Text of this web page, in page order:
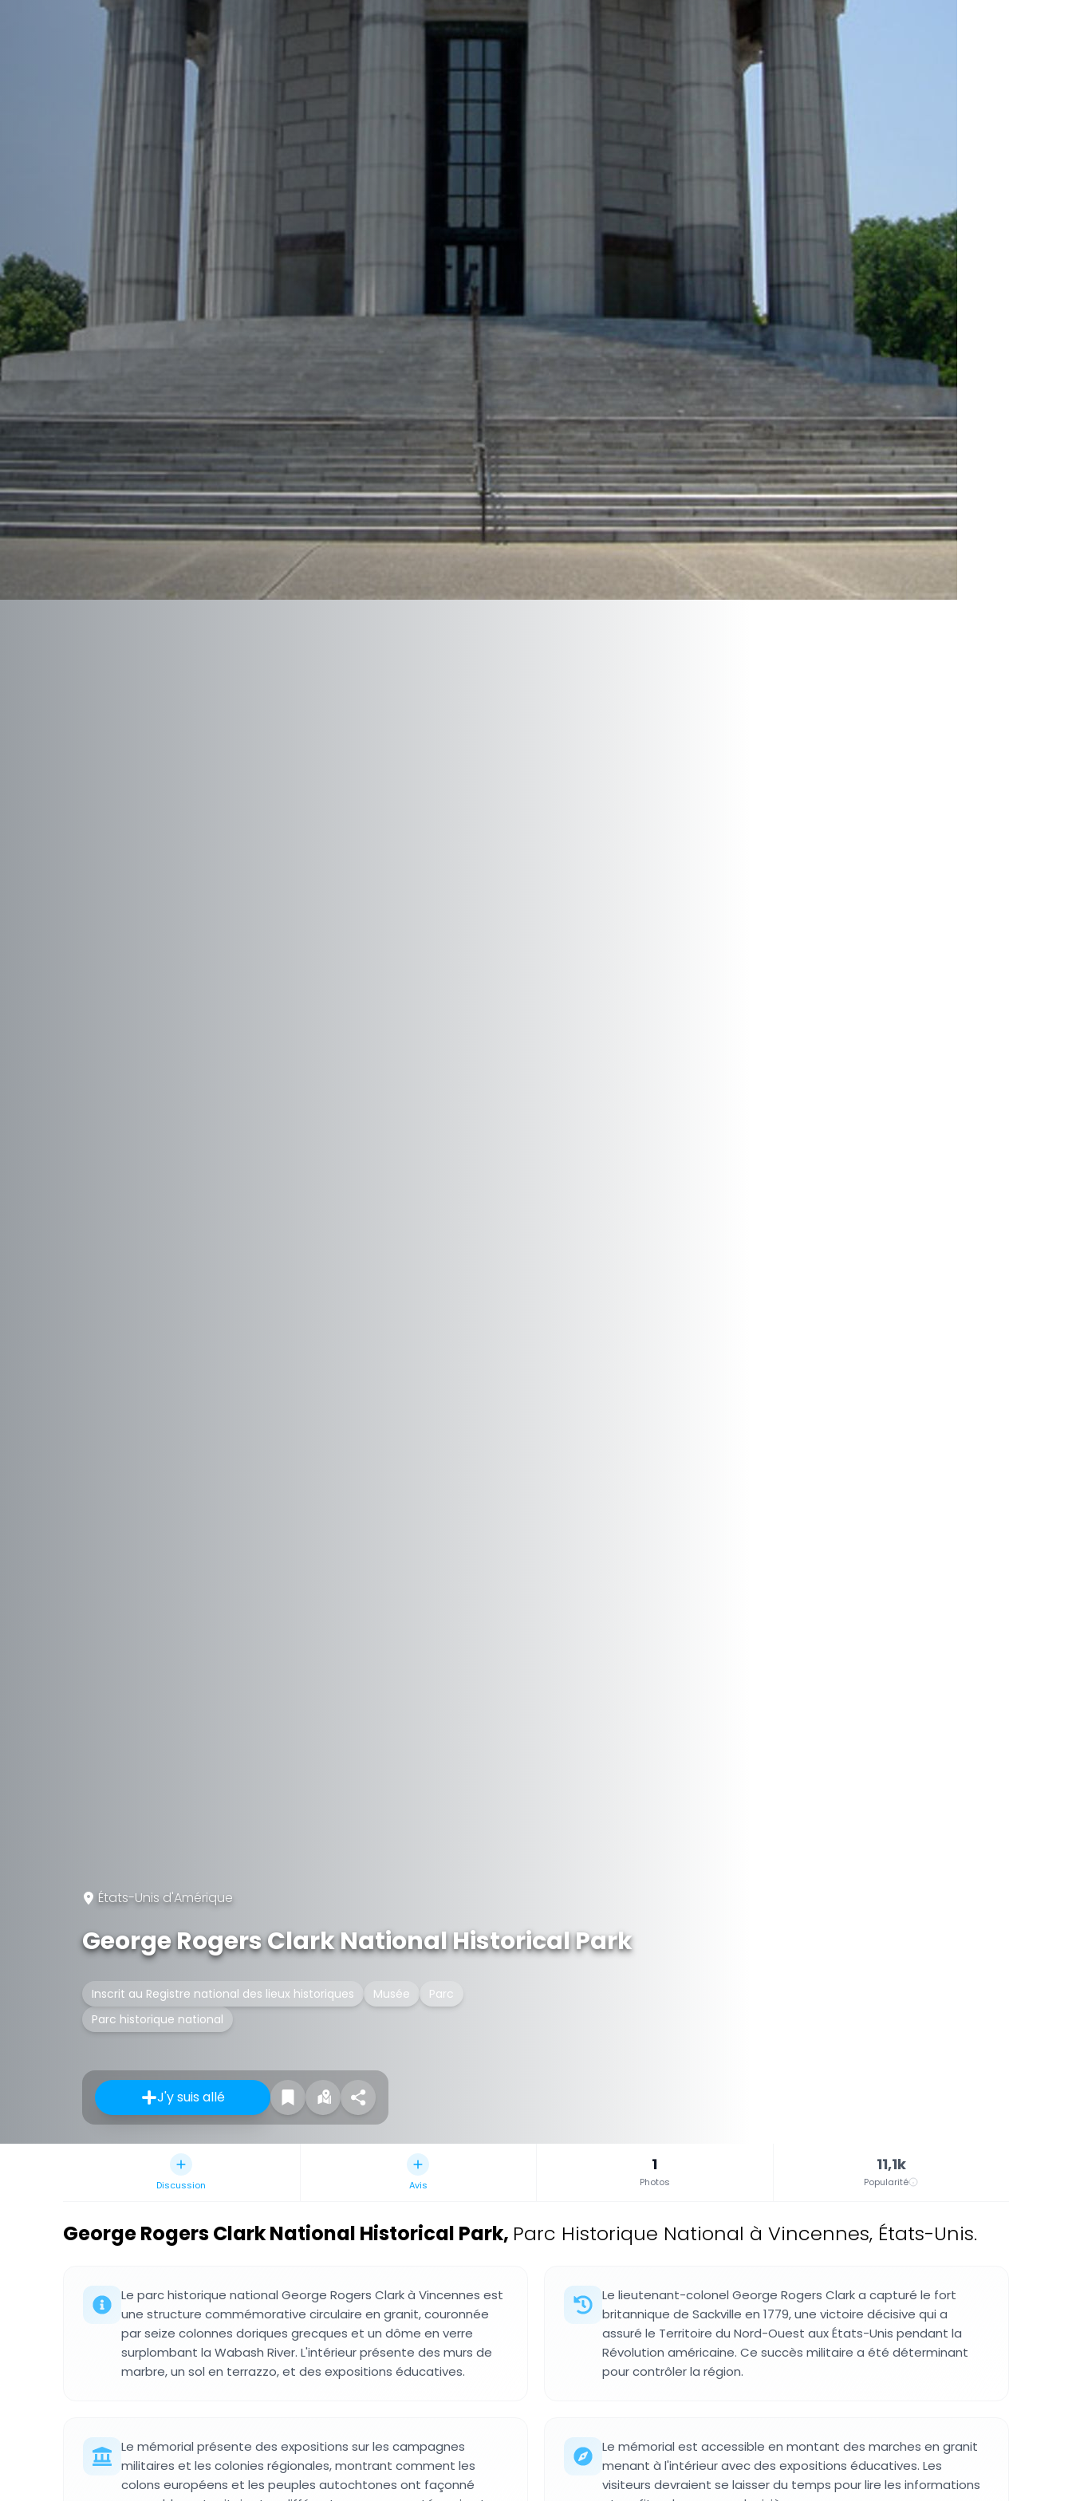
États-Unis d'Amérique
George Rogers Clark National Historical Park
Inscrit au Registre national des lieux historiques Musée
Parc
Parc historique national
J'y suis allé
Discussion Avis
1
Photos
11,1k
Popularité
George Rogers Clark National Historical Park, Parc Historique National à Vincennes, États-Unis.
Le parc historique national George Rogers Clark à Vincennes est
une structure commémorative circulaire en granit, couronnée
par seize colonnes doriques grecques et un dôme en verre
surplombant la Wabash River. L'intérieur présente des murs de
marbre, un sol en terrazzo, et des expositions éducatives.
Le lieutenant-colonel George Rogers Clark a capturé le fort
britannique de Sackville en 1779, une victoire décisive qui a
assuré le Territoire du Nord-Ouest aux États-Unis pendant la
Révolution américaine. Ce succès militaire a été déterminant
pour contrôler la région.
Le mémorial présente des expositions sur les campagnes
militaires et les colonies régionales, montrant comment les
colons européens et les peuples autochtones ont façonné
Le mémorial est accessible en montant des marches en granit
menant à l'intérieur avec des expositions éducatives. Les
visiteurs devraient se laisser du temps pour lire les informations